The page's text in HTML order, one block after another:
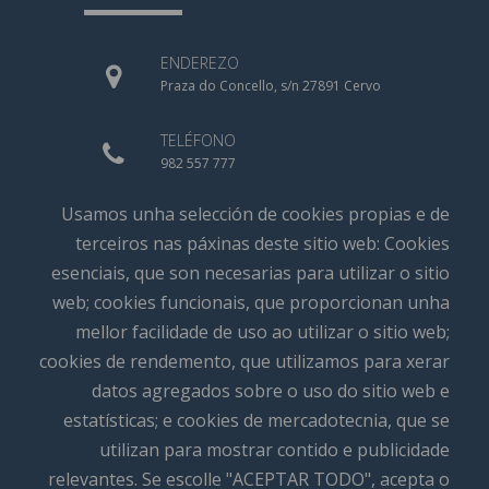
Usamos unha selección de cookies propias e de
terceiros nas páxinas deste sitio web: Cookies
esenciais, que son necesarias para utilizar o sitio
web; cookies funcionais, que proporcionan unha
mellor facilidade de uso ao utilizar o sitio web;
cookies de rendemento, que utilizamos para xerar
datos agregados sobre o uso do sitio web e
estatísticas; e cookies de mercadotecnia, que se
utilizan para mostrar contido e publicidade
relevantes. Se escolle "ACEPTAR TODO", acepta o
ENDEREZO
Praza do Concello, s/n 27891 Cervo
TELÉFONO
982 557 777
CORREO ELECTRÓNICO
info@concellodecervo.com